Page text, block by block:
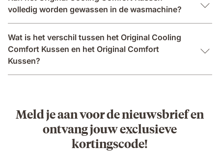
volledig worden gewassen in de wasmachine?
Wat is het verschil tussen het Original Cooling
Comfort Kussen en het Original Comfort
Kussen?
Meld je aan voor de nieuwsbrief en
ontvang jouw exclusieve
kortingscode!